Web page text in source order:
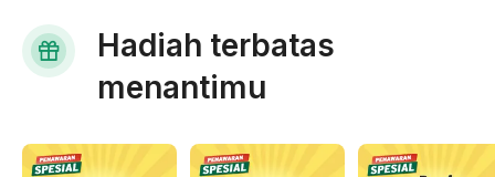
Hadiah terbatas
menantimu